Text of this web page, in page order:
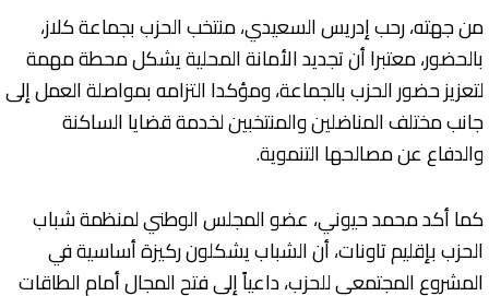
من جهته، رحب إدريس السعيدي، منتخب الحزب بجماعة كلاز،
بالحضور، معتبرا أن تجديد الأمانة المحلية يشكل محطة مهمة
لتعزيز حضور الحزب بالجماعة، ومؤكدا التزامه بمواصلة العمل إلى
جانب مختلف المناضلين والمنتخبين لخدمة قضايا الساكنة
والدفاع عن مصالحها التنموية.
كما أكد محمد حيوني، عضو المجلس الوطني لمنظمة شباب
الحزب بإقليم تاونات، أن الشباب يشكلون ركيزة أساسية في
المشروع المجتمعي للحزب، داعياً إلى فتح المجال أمام الطاقات